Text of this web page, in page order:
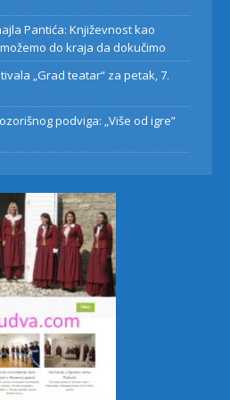
Pantića: Književnost kao
do kraja da dokučimo
„Grad teatar“ za petak, 7.
podviga: „Više od igre”